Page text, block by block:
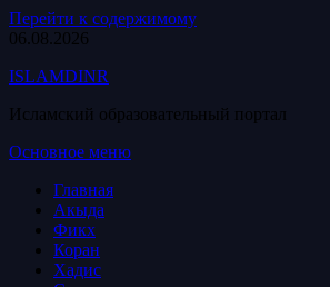
Перейти к содержимому
06.08.2026
ISLAMDINR
Исламский образовательный портал
Основное меню
Главная
Акыда
Фикх
Коран
Хадис